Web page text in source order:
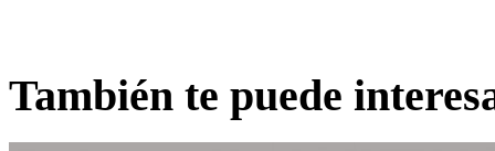
También te puede